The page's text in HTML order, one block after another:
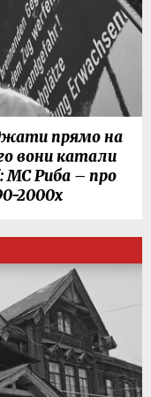
прямо на
вони катали
МС Риба – про
2000х